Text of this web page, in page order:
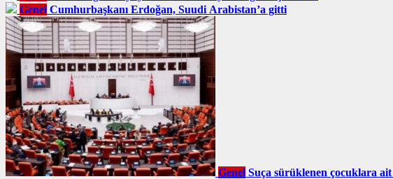
Genel Cumhurbaşkanı Erdoğan, Suudi Arabistan’a gitti
Genel Suça sürüklenen çocuklara